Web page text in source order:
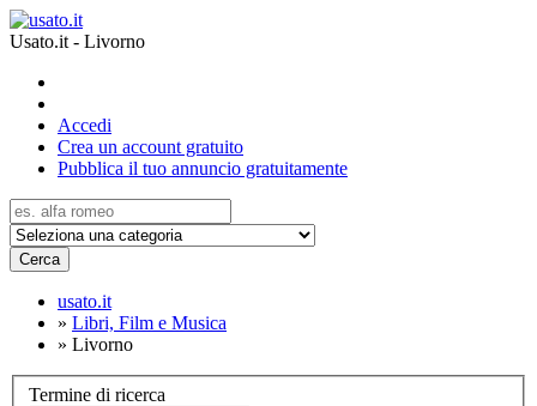
Usato.it - Livorno
Accedi
Crea un account gratuito
Pubblica il tuo annuncio gratuitamente
Cerca
usato.it
» Libri, Film e Musica
» Livorno
Termine di ricerca